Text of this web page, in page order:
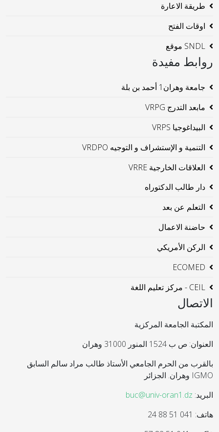
طريقة الاعارة
اوقات الفتح
SNDL موقع
روابط مفيدة
جامعة وهران1 أحمد بن بلة
مابعد التدرج VRPG
البيداغوجيا VRPS
التنمية و الإستشراف و التوجيه VRDPO
العلاقات الخارجية VRRE
دار طالب الدكتوراه
التعلم عن بعد
حاضنة الاعمال
الركن الأمريكي
ECOMED
CEIL - مركز تعليم اللغة
الاتصال
المكتبة الجامعة المركزية
العنوان: ص ب 1524 المنور 31000 وهران
بالقرب من الحرم الجامعي الأستاذ طالب مراد سالم السابق
IGMO وهران. الجزائر
البريد: buc@univ-oran1.dz
هاتف: 041 51 88 24